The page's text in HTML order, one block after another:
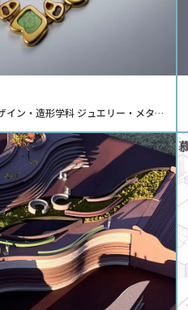
イン・造形学科 ジュエリー・メタル